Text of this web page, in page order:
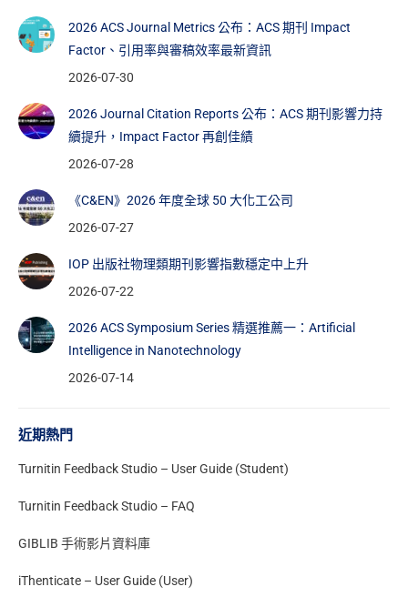
2026 ACS Journal Metrics 公布：ACS 期刊 Impact
Factor、引用率與審稿效率最新資訊
2026-07-30
2026 Journal Citation Reports 公布：ACS 期刊影響力持
續提升，Impact Factor 再創佳績
2026-07-28
《C&EN》2026 年度全球 50 大化工公司
2026-07-27
IOP 出版社物理類期刊影響指數穩定中上升
2026-07-22
2026 ACS Symposium Series 精選推薦一：Artificial
Intelligence in Nanotechnology
2026-07-14
近期熱門
Turnitin Feedback Studio – User Guide (Student)
Turnitin Feedback Studio – FAQ
GIBLIB 手術影片資料庫
iThenticate – User Guide (User)